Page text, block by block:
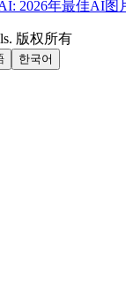
2026年最佳AI
. 版权所有
한국어